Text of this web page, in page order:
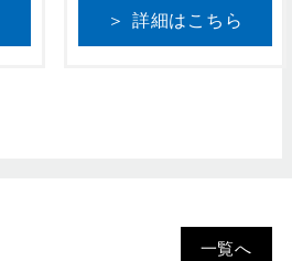
＞ 詳細はこちら
一覧へ